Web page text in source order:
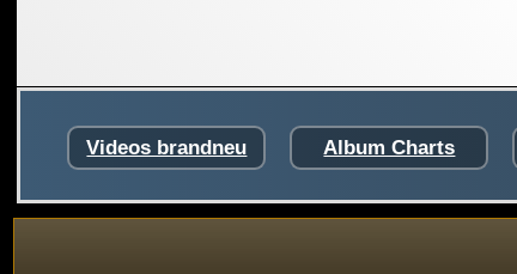
Videos brandneu Album Charts